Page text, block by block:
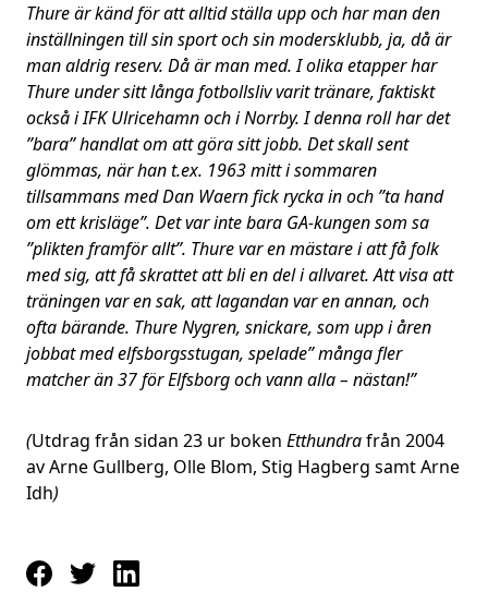
Thure är känd för att alltid ställa upp och har man den
inställningen till sin sport och sin modersklubb, ja, då är
man aldrig reserv. Då är man med. I olika etapper har
Thure under sitt långa fotbollsliv varit tränare, faktiskt
också i IFK Ulricehamn och i Norrby. I denna roll har det
”bara” handlat om att göra sitt jobb. Det skall sent
glömmas, när han t.ex. 1963 mitt i sommaren
tillsammans med Dan Waern fick rycka in och ”ta hand
om ett krisläge”. Det var inte bara GA-kungen som sa
”plikten framför allt”. Thure var en mästare i att få folk
med sig, att få skrattet att bli en del i allvaret. Att visa att
träningen var en sak, att lagandan var en annan, och
ofta bärande. Thure Nygren, snickare, som upp i åren
jobbat med elfsborgsstugan, spelade” många fler
matcher än 37 för Elfsborg och vann alla – nästan!”
(Utdrag från sidan 23 ur boken Etthundrafrån 2004
av Arne Gullberg, Olle Blom, Stig Hagberg samt Arne
Idh)